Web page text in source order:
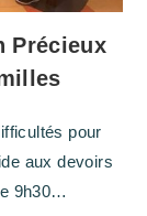
Précieux
pour
aux devoirs
9h30…